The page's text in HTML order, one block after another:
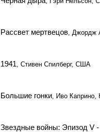
Рассвет мертвецов, Джордж
1941, Стивен Спилберг, США
Большие гонки, Иво Каприно,
Звездные войны: Эпизод V